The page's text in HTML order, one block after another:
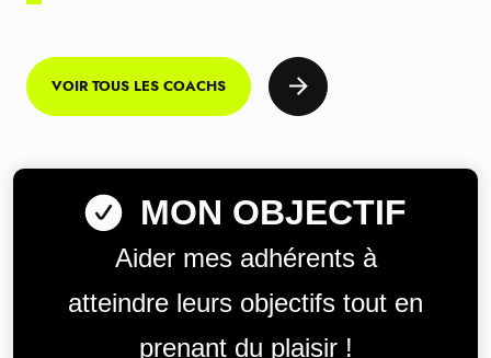
VOIR TOUS LES COACHS
MON OBJECTIF
Aider mes adhérents à
atteindre leurs objectifs tout en
prenant du plaisir !